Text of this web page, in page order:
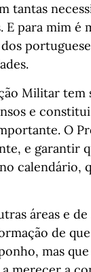
tantas
para mim é
Militar tem
e
O
e garantir
calendário,
áreas e de
de
mas